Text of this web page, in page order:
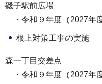
磯子駅前広場
・令和９年度（2027年
根上対策工事の実施
森一丁目交差点
・令和９年度（2027年